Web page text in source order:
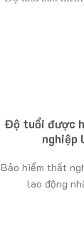
Độ tuổi được
nghiệp
Bảo hiểm thất
lao động